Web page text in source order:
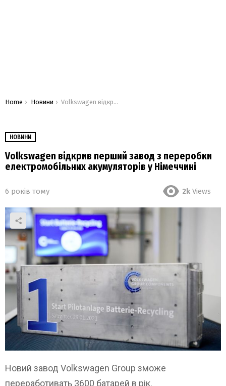
You are here:
Home Новини Volkswagen відкрив перший завод з переробки електромобільних акумуляторів у Німеччині
НОВИНИ
Volkswagen відкрив перший завод з переробки
електромобільних акумуляторів у Німеччині
6 років тому 2k Views
Новий завод Volkswagen Group зможе
переработивать 3600 батарей в рік.